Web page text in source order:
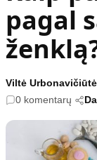
Įdomybės
Mada
Mokslas
Populiaru
Kultūra
pagal
Viltė Urbonavičiūtė
0 komentarų